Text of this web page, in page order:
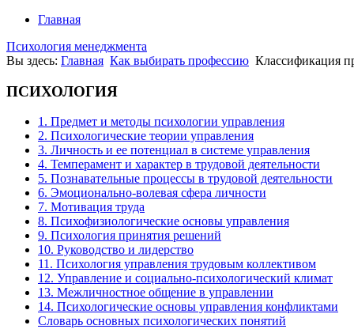
Главная
Психология менеджмента
Вы здесь: Главная Как выбирать профессию Классификация
ПСИХОЛОГИЯ
1. Предмет и методы психологии управления
2. Психологические теории управления
3. Личность и ее потенциал в системе управления
4. Темперамент и характер в трудовой деятельности
5. Познавательные процессы в трудовой деятельности
6. Эмоционально-волевая сфера личности
7. Мотивация труда
8. Психофизиологические основы управления
9. Психология принятия решений
10. Руководство и лидерство
11. Психология управления трудовым коллективом
12. Управление и социально-психологический климат
13. Межличностное общение в управлении
14. Психологические основы управления конфликтами
Словарь основных психологических понятий